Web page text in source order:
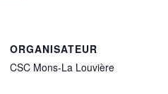
ORGANISATEUR
CSC Mons-La Louvière